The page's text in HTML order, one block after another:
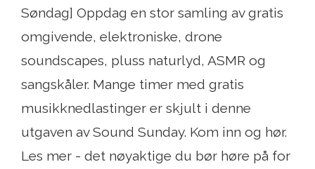
Søndag] Oppdag en stor samling av gratis
omgivende, elektroniske, drone
soundscapes, pluss naturlyd, ASMR og
sangskåler. Mange timer med gratis
musikknedlastinger er skjult i denne
utgaven av Sound Sunday. Kom inn og hør.
Les mer - det nøyaktige du bør høre på for